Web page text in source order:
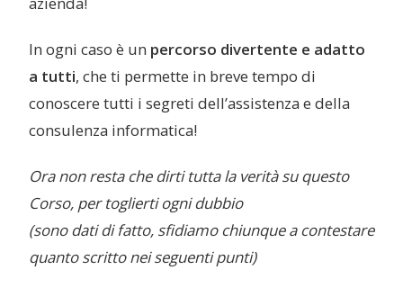
In ogni caso è un percorso divertente e adatto
a tutti, che ti permette in breve tempo di
conoscere tutti i segreti dell’assistenza e della
consulenza informatica!
Ora non resta che dirti tutta la verità su questo
Corso, per toglierti ogni dubbio
(sono dati di fatto, sfidiamo chiunque a contestare
quanto scritto nei seguenti punti)